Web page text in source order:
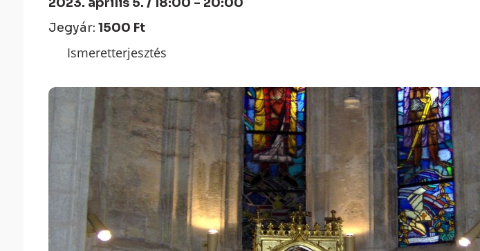
Jegyár: 1500 Ft
Ismeretterjesztés